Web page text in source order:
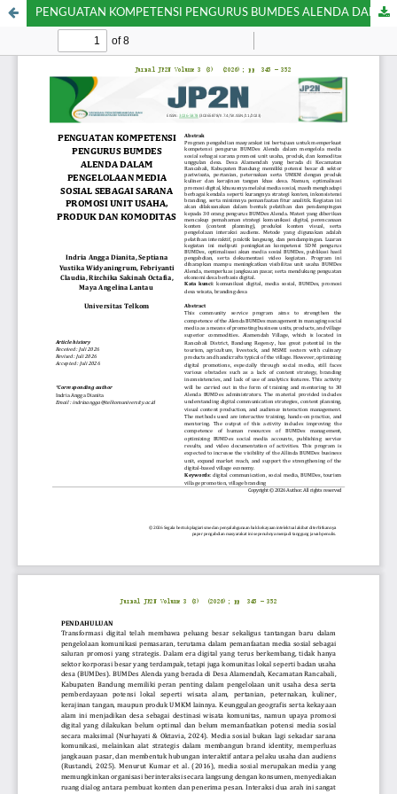
PENGUATAN KOMPETENSI PENGURUS BUMDES ALENDA DALAM PENGELOLAAN MEDIA SOSIAL SEBAGAI SARANA PROMOSI UNIT USAHA, PRODUK DAN KOMODITAS